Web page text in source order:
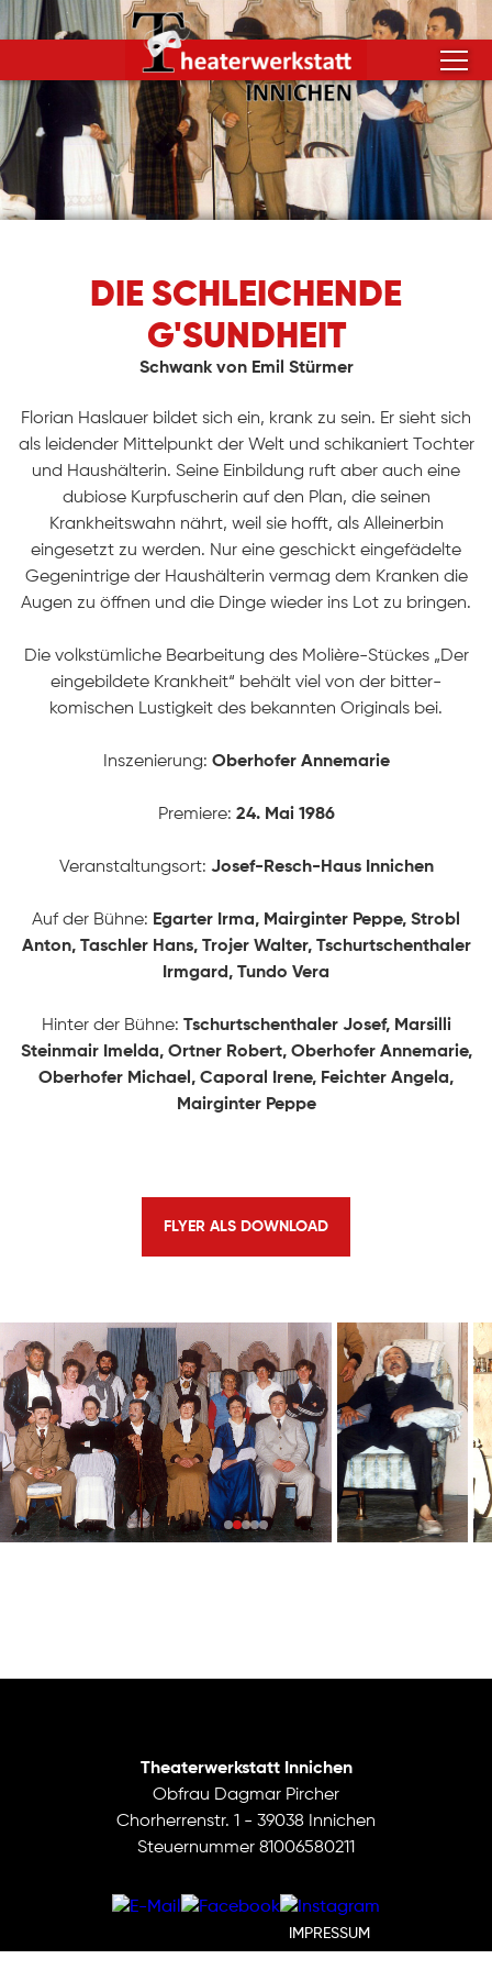
PRODUKTIONEN
ÜBER UNS
Geschichte
Ausschuss
KONTAKT
DIE SCHLEICHENDE
G'SUNDHEIT
Schwank von Emil Stürmer
Florian Haslauer bildet sich ein, krank zu sein. Er sieht sich
als leidender Mittelpunkt der Welt und schikaniert Tochter
und Haushälterin. Seine Einbildung ruft aber auch eine
dubiose Kurpfuscherin auf den Plan, die seinen
Krankheitswahn nährt, weil sie hofft, als Alleinerbin
eingesetzt zu werden. Nur eine geschickt eingefädelte
Gegenintrige der Haushälterin vermag dem Kranken die
Augen zu öffnen und die Dinge wieder ins Lot zu bringen.
Die volkstümliche Bearbeitung des Molière-Stückes „Der
eingebildete Krankheit“ behält viel von der bitter-
komischen Lustigkeit des bekannten Originals bei.
Inszenierung: Oberhofer Annemarie
Premiere: 24. Mai 1986
Veranstaltungsort: Josef-Resch-Haus Innichen
Auf der Bühne: Egarter Irma, Mairginter Peppe, Strobl
Anton, Taschler Hans, Trojer Walter, Tschurtschenthaler
Irmgard, Tundo Vera
Hinter der Bühne: Tschurtschenthaler Josef, Marsilli
Steinmair Imelda, Ortner Robert, Oberhofer Annemarie,
Oberhofer Michael, Caporal Irene, Feichter Angela,
Mairginter Peppe
FLYER ALS DOWNLOAD
Theaterwerkstatt Innichen
Obfrau Dagmar Pircher
Chorherrenstr. 1 - 39038 Innichen
Steuernummer 81006580211
IMPRESSUM